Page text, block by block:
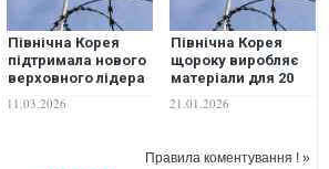
Північна Корея
підтримала нового
верховного лідера
удари США та
11.03.2026
Північна Корея
щороку виробляє
матеріали для 20
21.01.2026
Правила коментування ! »